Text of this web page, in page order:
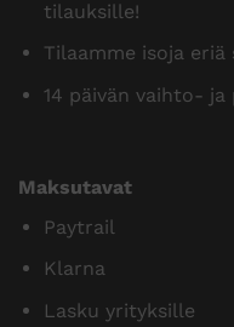
tilauksille!
Tilaamme isoja eriä
14 päivän vaihto-
Maksutavat
Paytrail
Klarna
Lasku yrityksille